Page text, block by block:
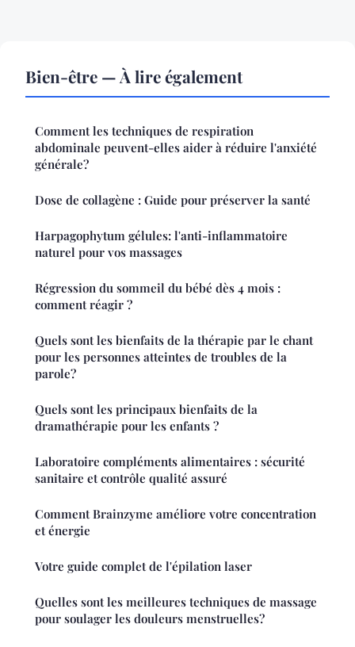
Bien-être — À lire également
Comment les techniques de respiration
abdominale peuvent-elles aider à réduire l'anxiété
générale?
Dose de collagène : Guide pour préserver la santé
Harpagophytum gélules: l'anti-inflammatoire
naturel pour vos massages
Régression du sommeil du bébé dès 4 mois :
comment réagir ?
Quels sont les bienfaits de la thérapie par le chant
pour les personnes atteintes de troubles de la
parole?
Quels sont les principaux bienfaits de la
dramathérapie pour les enfants ?
Laboratoire compléments alimentaires : sécurité
sanitaire et contrôle qualité assuré
Comment Brainzyme améliore votre concentration
et énergie
Votre guide complet de l'épilation laser
Quelles sont les meilleures techniques de massage
pour soulager les douleurs menstruelles?